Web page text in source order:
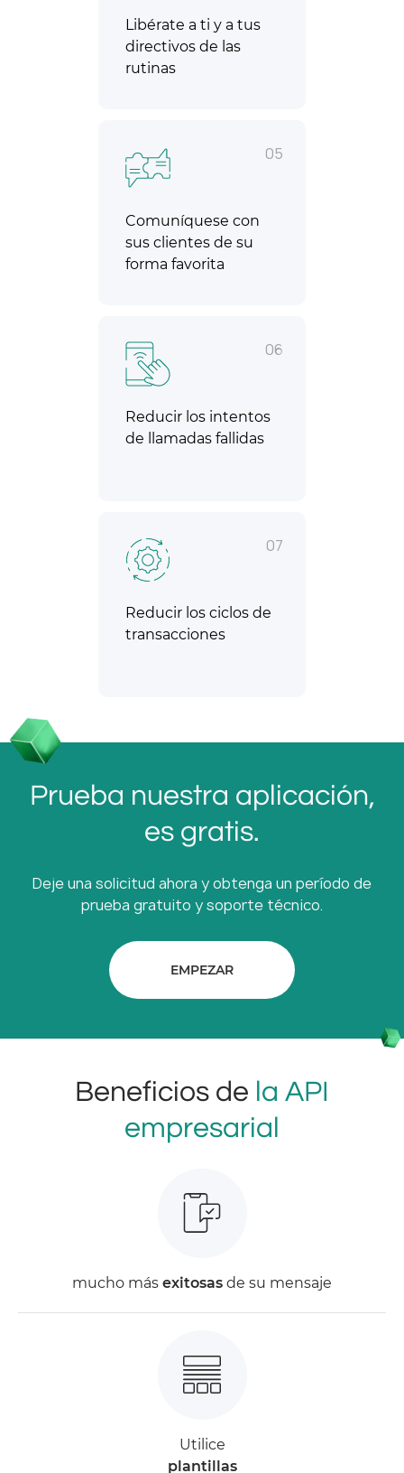
Libérate a ti y a tus
directivos de las
rutinas
05
Comuníquese con
sus clientes de su
forma favorita
06
Reducir los intentos
de llamadas fallidas
07
Reducir los ciclos de
transacciones
Prueba nuestra aplicación,
es gratis.
Deje una solicitud ahora y obtenga un período de
prueba gratuito y soporte técnico.
EMPEZAR
Beneficios de la API
empresarial
mucho más exitosas de su mensaje
Utilice
plantillas